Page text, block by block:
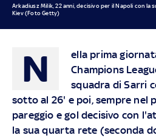
Arkadiusz Milik, 22 anni, decisivo per il Napoli con la
Kiev (Foto Getty)
N
ella prima
Champions
squadra di Sarri
sotto al 26' e poi, sempre nel
pareggio e gol decisivo con
la sua quarta rete (seconda